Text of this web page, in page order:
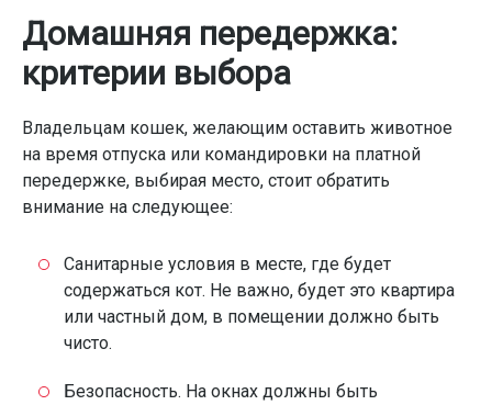
Домашняя передержка:
критерии выбора
Владельцам кошек, желающим оставить животное
на время отпуска или командировки на платной
передержке, выбирая место, стоит обратить
внимание на следующее:
Санитарные условия в месте, где будет
содержаться кот. Не важно, будет это квартира
или частный дом, в помещении должно быть
чисто.
Безопасность. На окнах должны быть